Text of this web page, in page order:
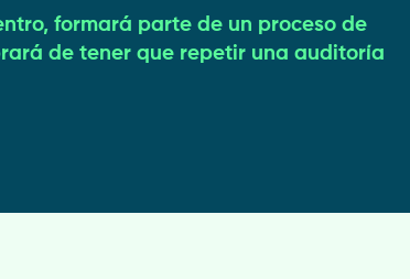
formará parte de un proceso de
de tener que repetir una auditoría